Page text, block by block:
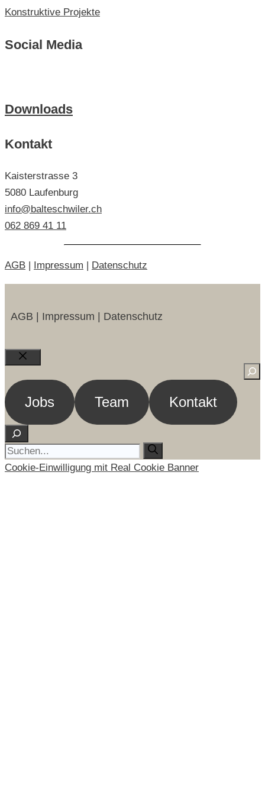
Konstruktive Projekte
Social Media
Downloads
Kontakt
Kaisterstrasse 3
5080 Laufenburg
info@balteschwiler.ch
062 869 41 11
AGB Impressum Datenschutz
AGB | Impressum | Datenschutz
Close
Jobs Team Kontakt
Suchen
Suche
nach:
Cookie-Einwilligung mit Real Cookie Banner